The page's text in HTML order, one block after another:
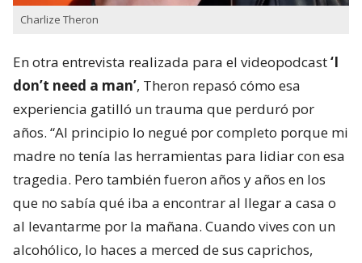
Charlize Theron
En otra entrevista realizada para el videopodcast‘I
don’t need a man’, Theron repasó cómo esa
experiencia gatilló un trauma que perduró por
años. “Al principio lo negué por completo porque mi
madre no tenía las herramientas para lidiar con esa
tragedia. Pero también fueron años y años en los
que no sabía qué iba a encontrar al llegar a casa o
al levantarme por la mañana. Cuando vives con un
alcohólico, lo haces a merced de sus caprichos,